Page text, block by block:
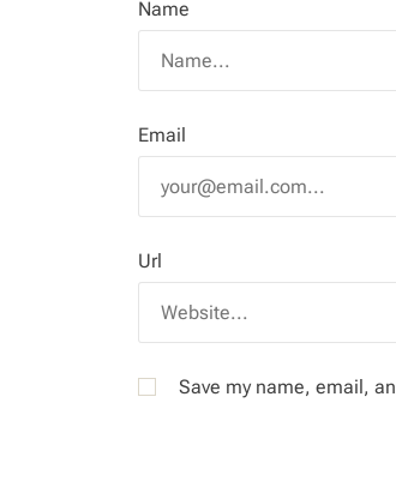
Name
Email
Url
Save my name, email,